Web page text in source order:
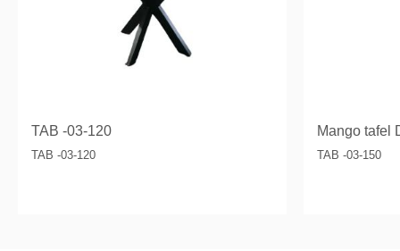
TAB -03-120
TAB -03-120
Mango tafel
TAB -03-150